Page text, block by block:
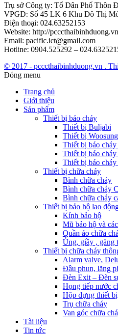
Trụ sở Công ty: Tổ Dân Phố Thôn
VPGD: Số 45 LK 6 Khu Đô Thị
Điện thoại: 024.63252153
Website: http://pcccthaibinhduong.vn
Email: pacific.ict@gmail.com
Hotline: 0904.525292 –
© 2017 - pcccthaibinhduong.vn .
Đóng menu
Trang chủ
Giới thiệu
Sản phẩm
Thiết bị báo cháy
Thiết bị Buljabi
Thiết bị Woosung
Thiết bị báo
Thiết bị báo
Thiết bị báo
Thiết bị chữa cháy
Bình chữa cháy
Bình chữa cháy
Bình chữa cháy
Thiết bị bảo hộ lao
Kính bảo hộ
Mũ bảo hộ và
Quần áo chữa
Ủng, giầy , găng
Thiết bị chữa cháy
Alarm valve,
Đầu phun, lăng
Đèn Exit – Đèn
Họng tiếp nước
Hộp đựng thiết
Trụ chữa cháy
Van góc chữa
Tài liệu
Tin tức